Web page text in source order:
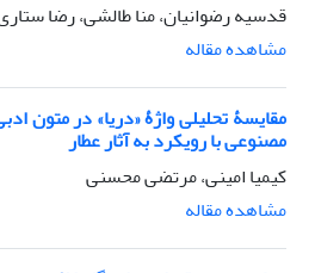
قدسیه رضوانیان، منا طالشی، رضا
مشاهده مقاله
مقایسۀ تحلیلی واژۀ «دریا» در متون
مصنوعی با رویکرد به آثار عطار
کیمیا امینی، مرتضی محسنی
مشاهده مقاله